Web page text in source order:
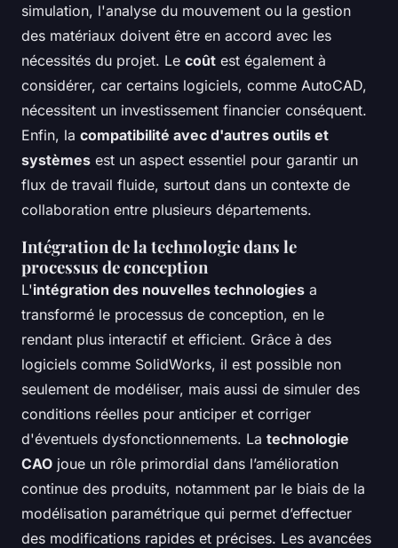
simulation, l'analyse du mouvement ou la gestion
des matériaux doivent être en accord avec les
nécessités du projet. Le coût est également à
considérer, car certains logiciels, comme AutoCAD,
nécessitent un investissement financier conséquent.
Enfin, la compatibilité avec d'autres outils et
systèmes est un aspect essentiel pour garantir un
flux de travail fluide, surtout dans un contexte de
collaboration entre plusieurs départements.
Intégration de la technologie dans le
processus de conception
L'intégration des nouvelles technologies a
transformé le processus de conception, en le
rendant plus interactif et efficient. Grâce à des
logiciels comme SolidWorks, il est possible non
seulement de modéliser, mais aussi de simuler des
conditions réelles pour anticiper et corriger
d'éventuels dysfonctionnements. La technologie
CAO joue un rôle primordial dans l’amélioration
continue des produits, notamment par le biais de la
modélisation paramétrique qui permet d’effectuer
des modifications rapides et précises. Les avancées